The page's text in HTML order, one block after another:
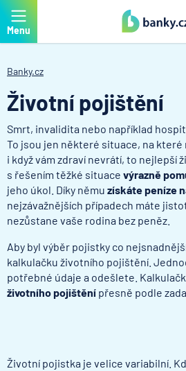
Menu
Banky.cz
Životní pojištění
Smrt, invalidita nebo například
To jsou jen některé situace, na které
i když vám zdraví nevrátí, to nejlepší
s řešením těžké situace výrazně
jeho úkol. Díky němu získáte peníze
nejzávažnějších případech máte
nezůstane vaše rodina bez peněz.
Aby byl výběr pojistky co
kalkulačku životního pojištění.
potřebné údaje a odešlete.
životního pojištění přesně podle
Životní pojistka je velice variabilní.